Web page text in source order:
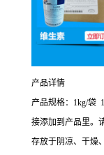
产品详情
产品规格：1kg/袋
接添加到产品里。
存放于阴凉、干燥